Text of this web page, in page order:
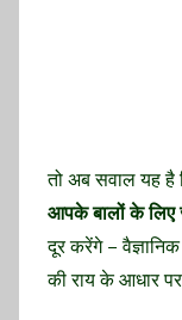
तो अब सवाल यह
आपके बालों के लिए
दूर करेंगे –
की राय के आधार